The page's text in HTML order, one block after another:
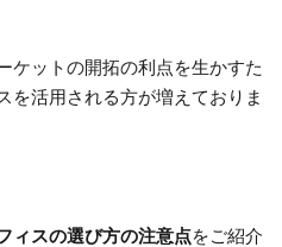
ケットの開拓の利点を生かすた
を活用される方が増えておりま
ィスの選び方の注意点をご紹介